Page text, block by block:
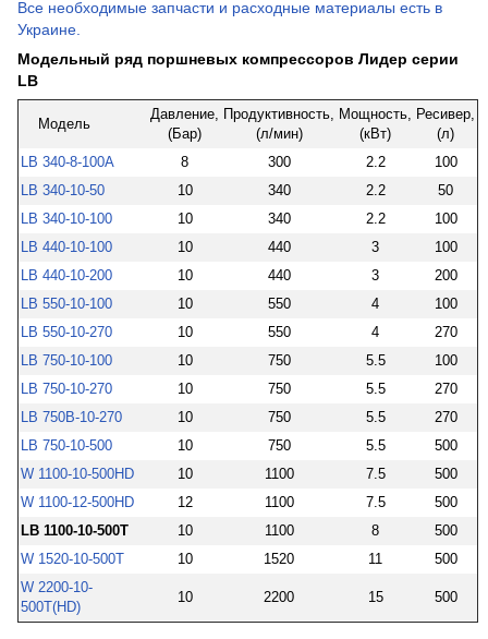
Все необходимые запчасти и расходные материалы есть в
Украине.
Модельный ряд поршневых компрессоров Лидер серии
LB
Модель
Давление,
(Бар)
Продуктивность,
(л/мин)
Мощность,
(кВт)
Ресивер,
(л)
LB 340-8-100А
8 300 2.2
100
LB 340-10-50
10 340 2.2
50
LB 340-10-100
10 340 2.2
100
LB 440-10-100
10 440 3
100
LB 440-10-200
10 440 3
200
LB 550-10-100
10 550 4
100
LB 550-10-270
10 550 4
270
LB 750-10-100
10 750 5.5
100
LB 750-10-270
10 750 5.5
270
LB 750В-10-270
10 750 5.5
270
LB 750-10-500
10 750 5.5
500
W 1100-10-500HD
10 1100 7.5
500
W 1100-12-500HD
12 1100 7.5
500
LB 1100-10-500T
10 1100 8
500
W 1520-10-500T
10 1520 11
500
W 2200-10-
500T(HD)
10 2200 15 500